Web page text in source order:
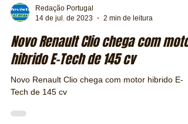
Redação Portugal
14 de jul. de 2023
2 min de leitura
Novo Renault Clio chega com motor
hibrido E-Tech de 145 cv